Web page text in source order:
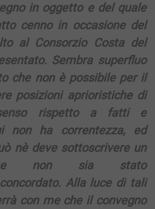
in oggetto e del quale
cenno in occasione del
al Consorzio Costa del
Sembra superfluo
che non è possibile per il
posizioni aprioristiche di
rispetto a fatti e
non ha correntezza, ed
nè deve sottoscrivere un
non sia stato
Alla luce di tali
con me che il convegno